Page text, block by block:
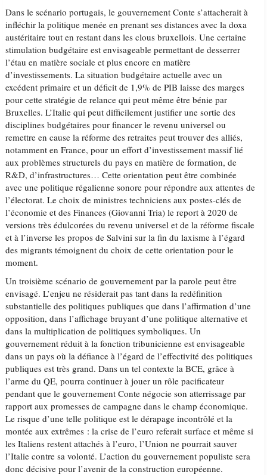
Dans le scénario portugais, le gouvernement Conte s’attacherait à
infléchir la politique menée en prenant ses distances avec la doxa
austéritaire tout en restant dans les clous bruxellois. Une certaine
stimulation budgétaire est envisageable permettant de desserrer
l’étau en matière sociale et plus encore en matière
d’investissements. La situation budgétaire actuelle avec un
excédent primaire et un déficit de 1,9% de PIB laisse des marges
pour cette stratégie de relance qui peut même être bénie par
Bruxelles. L’Italie qui peut difficilement justifier une sortie des
disciplines budgétaires pour financer le revenu universel ou
remettre en cause la réforme des retraites peut trouver des alliés,
notamment en France, pour un effort d’investissement massif lié
aux problèmes structurels du pays en matière de formation, de
R&D, d’infrastructures… Cette orientation peut être combinée
avec une politique régalienne sonore pour répondre aux attentes de
l’électorat. Le choix de ministres techniciens aux postes-clés de
l’économie et des Finances (Giovanni Tria) le report à 2020 de
versions très édulcorées du revenu universel et de la réforme fiscale
et à l’inverse les propos de Salvini sur la fin du laxisme à l’égard
des migrants témoignent du choix de cette orientation pour le
moment.
Un troisième scénario de gouvernement par la parole peut être
envisagé. L’enjeu ne résiderait pas tant dans la redéfinition
substantielle des politiques publiques que dans l’affirmation d’une
opposition, dans l’affichage bruyant d’une politique alternative et
dans la multiplication de politiques symboliques. Un
gouvernement réduit à la fonction tribunicienne est envisageable
dans un pays où la défiance à l’égard de l’effectivité des politiques
publiques est très grand. Dans un tel contexte la BCE, grâce à
l’arme du QE, pourra continuer à jouer un rôle pacificateur
pendant que le gouvernement Conte négocie son atterrissage par
rapport aux promesses de campagne dans le champ économique.
Le risque d’une telle politique est le dérapage incontrôlé et la
montée aux extrêmes : la crise de l’euro referait surface et même si
les Italiens restent attachés à l’euro, l’Union ne pourrait sauver
l’Italie contre sa volonté. L’action du gouvernement populiste sera
donc décisive pour l’avenir de la construction européenne.